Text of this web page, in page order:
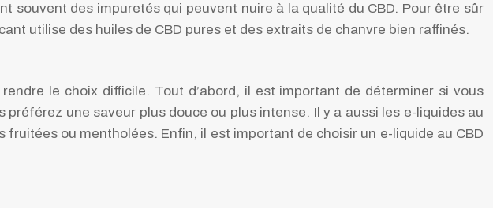
souvent des impuretés qui peuvent nuire à la qualité du CBD. Pour être sûr
utilise des huiles de CBD pures et des extraits de chanvre bien raffinés.
le choix difficile. Tout d’abord, il est important de déterminer si vous
une saveur plus douce ou plus intense. Il y a aussi les e-liquides au
ou mentholées. Enfin, il est important de choisir un e-liquide au CBD